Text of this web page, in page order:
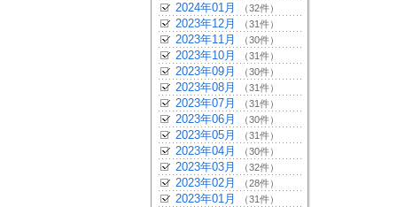
2024年01月 （32件）
2023年12月 （31件）
2023年11月 （30件）
2023年10月 （31件）
2023年09月 （30件）
2023年08月 （31件）
2023年07月 （31件）
2023年06月 （30件）
2023年05月 （31件）
2023年04月 （30件）
2023年03月 （32件）
2023年02月 （28件）
2023年01月 （31件）